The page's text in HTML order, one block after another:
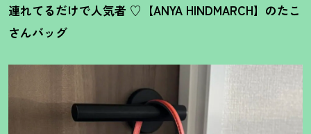
連れてるだけで人気者 ♡【ANYA HINDMARCH】のたこ
さんバッグ